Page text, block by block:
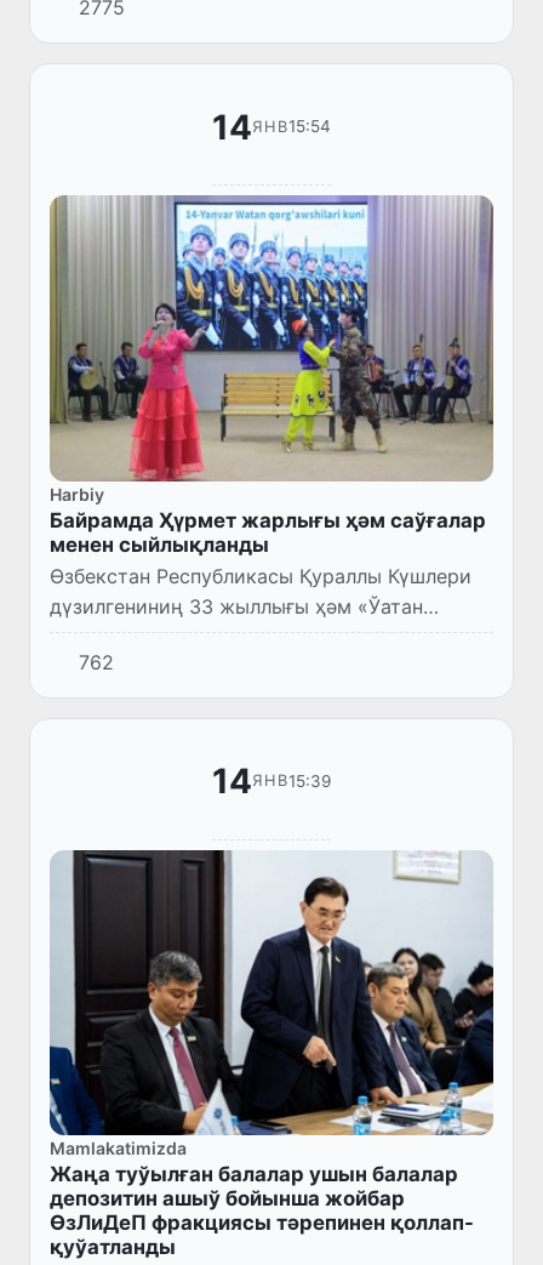
орынларында жаўын-шашын күтилиўи
мүмкин.
2775
14ЯНВ15:54
Harbiy
Байрамда Ҳүрмет жарлығы ҳәм саўғалар
менен сыйлықланды
Өзбекстан Республикасы Қураллы Күшлери
дүзилгениниң 33 жыллығы ҳәм «Ўатан
қорғаўшылары күни» байрамы мүнәсибети
менен Тахтакөпир районлық Мәденият
орайында район белсендилери, нура...
762
14ЯНВ15:39
Mamlakatimizda
Жаңа туўылған балалар ушын балалар
депозитин ашыў бойынша жойбар
ӨзЛиДеП фракциясы тәрепинен қоллап-
қуўатланды